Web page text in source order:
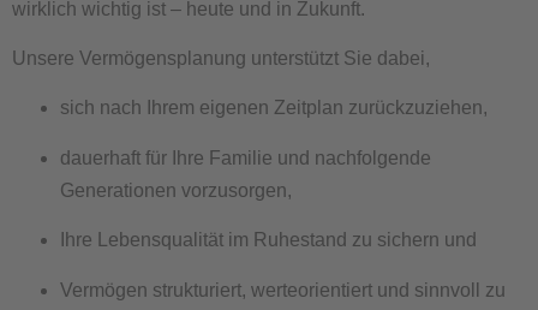
wirklich wichtig ist – heute und in Zukunft.
Unsere Vermögensplanung unterstützt Sie dabei,
sich nach Ihrem eigenen Zeitplan zurückzuziehen,
dauerhaft für Ihre Familie und nachfolgende
Generationen vorzusorgen,
Ihre Lebensqualität im Ruhestand zu sichern und
Vermögen strukturiert, werteorientiert und sinnvoll zu